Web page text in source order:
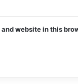
website in this